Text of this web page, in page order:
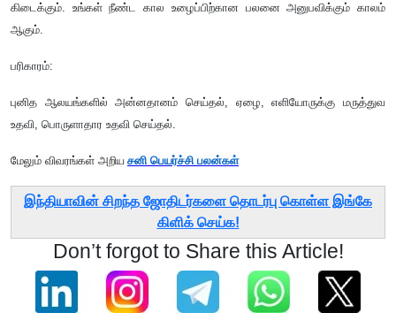
கிடைக்கும். உங்கள் நீண்ட கால உழைப்பிற்கான பலனை அனுபவிக்கும் காலம்
ஆகும்.
பரிகாரம்:
புனித ஆலயங்களில் அன்னதானம் செய்தல், ஏழை, எளியோருக்கு மருத்துவ
உதவி, பொருளாதார உதவி செய்தல்.
மேலும் விவரங்கள் அறிய சனி பெயர்ச்சி பலன்கள்
இந்தியாவின் சிறந்த ஜோதிடர்களை தொடர்பு கொள்ள இங்கே
கிளிக் செய்க!
Don’t forgot to Share this Article!